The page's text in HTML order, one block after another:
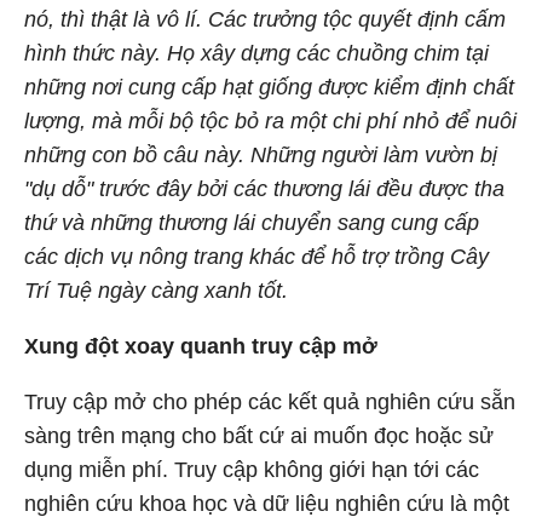
nó, thì thật là vô lí. Các trưởng tộc quyết định cấm
hình thức này. Họ xây dựng các chuồng chim tại
những nơi cung cấp hạt giống được kiểm định chất
lượng, mà mỗi bộ tộc bỏ ra một chi phí nhỏ để nuôi
những con bồ câu này. Những người làm vườn bị
"dụ dỗ" trước đây bởi các thương lái đều được tha
thứ và những thương lái chuyển sang cung cấp
các dịch vụ nông trang khác để hỗ trợ trồng Cây
Trí Tuệ ngày càng xanh tốt.
Xung đột xoay quanh truy cập mở
Truy cập mở cho phép các kết quả nghiên cứu sẵn
sàng trên mạng cho bất cứ ai muốn đọc hoặc sử
dụng miễn phí. Truy cập không giới hạn tới các
nghiên cứu khoa học và dữ liệu nghiên cứu là một